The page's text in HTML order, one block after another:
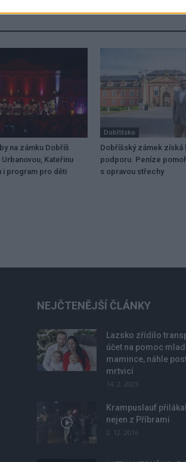
na zámku Dobříš
Urbanovou, Kateřinu
i program pro děti
Dobříšsko
Dobříšský zámek získá
podporu. Peníze
s opravou střechy
NEJČTENĚJŠÍ ČLÁNKY
Lazsko zřídilo
účet na pomoc
mamince, náhle
mrtvicí
14. 2. 2023
Krampuslauf
nejen z Příbrami
2. 12. 2016